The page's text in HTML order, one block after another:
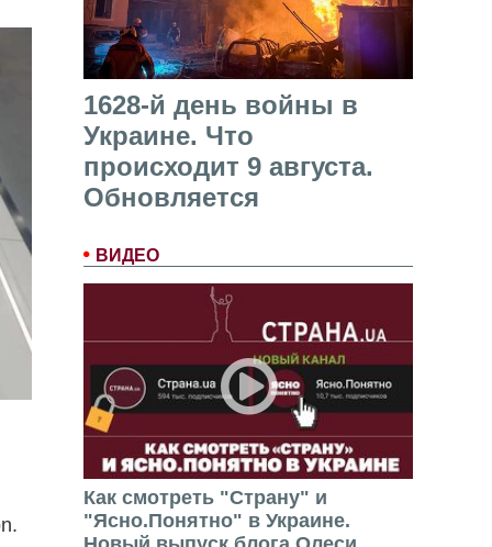
1628-й день войны в
Украине. Что
происходит 9 августа.
Обновляется
ВИДЕО
Как смотреть "Страну" и
"Ясно.Понятно" в Украине.